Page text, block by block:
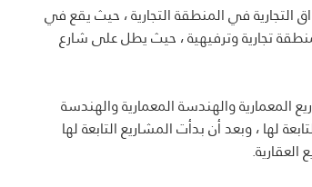
التجارية في المنطقة التجارية ، حيث يقع في
تجارية وترفيهية ، حيث يطل على شارع
المعمارية والهندسة المعمارية والهندسة
لها ، وبعد أن بدأت المشاريع التابعة لها